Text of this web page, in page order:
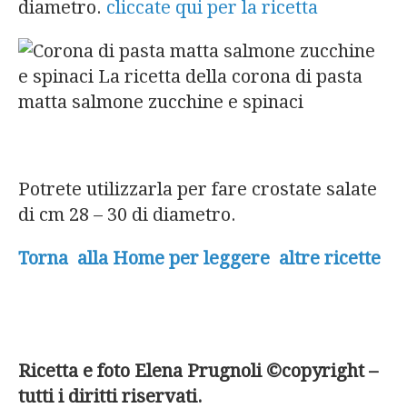
diametro. cliccate qui per la ricetta
Potrete utilizzarla per fare crostate salate
di cm 28 – 30 di diametro.
Torna alla Home per leggere altre ricette
Ricetta e foto Elena Prugnoli ©copyright –
tutti i diritti riservati.